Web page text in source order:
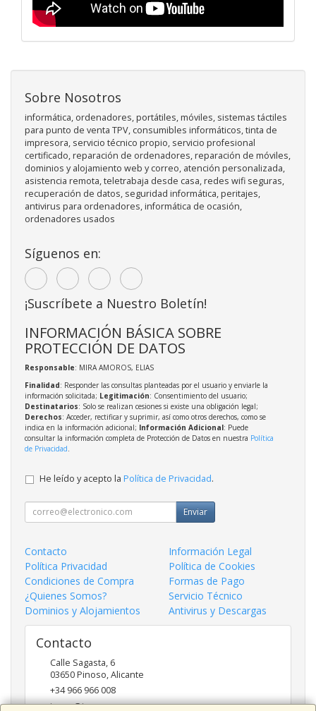
Sobre Nosotros
informática, ordenadores, portátiles, móviles, sistemas táctiles
para punto de venta TPV, consumibles informáticos, tinta de
impresora, servicio técnico propio, servicio profesional
certificado, reparación de ordenadores, reparación de móviles,
dominios y alojamiento web y correo, atención personalizada,
asistencia remota, teletrabaja desde casa, redes wifi seguras,
recuperación de datos, seguridad informática, peritajes,
antivirus para ordenadores, informática de ocasión,
ordenadores usados
Síguenos en:
¡Suscríbete a Nuestro Boletín!
INFORMACIÓN BÁSICA SOBRE
PROTECCIÓN DE DATOS
Responsable: MIRA AMOROS, ELIAS
Finalidad: Responder las consultas planteadas por el usuario y enviarle la
información solicitada; Legitimación: Consentimiento del usuario;
Destinatarios: Solo se realizan cesiones si existe una obligación legal;
Derechos: Acceder, rectificar y suprimir, así como otros derechos, como se
indica en la información adicional; Información Adicional: Puede
consultar la información completa de Protección de Datos en nuestra Política
de Privacidad.
He leído y acepto la Política de Privacidad.
Enviar
Contacto
Información Legal
Política Privacidad
Política de Cookies
Condiciones de Compra
Formas de Pago
¿Quienes Somos?
Servicio Técnico
Dominios y Alojamientos
Antivirus y Descargas
Contacto
Calle Sagasta, 6
03650Pinoso,Alicante
+34 966 966 008
inges@inges.es